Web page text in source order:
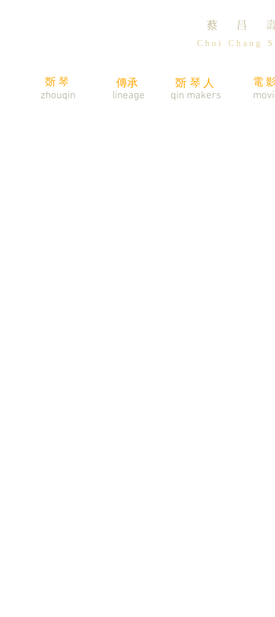
蔡 昌
C h o i C h a n g
斲琴 傳承 斲琴人
電
zhouqin
lineage ​qin makers